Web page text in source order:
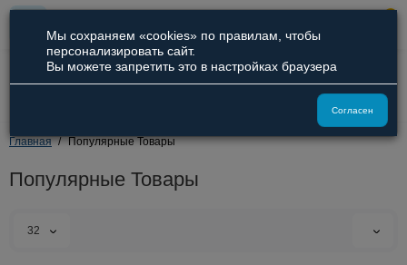
8 (800) 551-09-94
8 (929) 836-66-51
Главная Популярные Товары
Популярные Товары
32
Мы сохраняем «cookies» по правилам, чтобы
персонализировать сайт.
Вы можете запретить это в настройках браузера
Согласен